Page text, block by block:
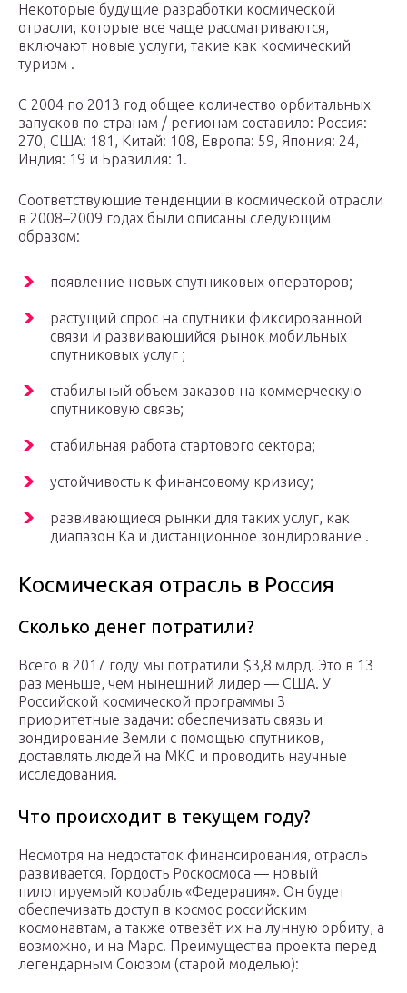
Некоторые будущие разработки космической
отрасли, которые все чаще рассматриваются,
включают новые услуги, такие как космический
туризм .
С 2004 по 2013 год общее количество орбитальных
запусков по странам / регионам составило: Россия:
270, США: 181, Китай: 108, Европа: 59, Япония: 24,
Индия: 19 и Бразилия: 1.
Соответствующие тенденции в космической отрасли
в 2008–2009 годах были описаны следующим
образом:
появление новых спутниковых операторов;
растущий спрос на спутники фиксированной
связи и развивающийся рынок мобильных
спутниковых услуг ;
стабильный объем заказов на коммерческую
спутниковую связь;
стабильная работа стартового сектора;
устойчивость к финансовому кризису;
развивающиеся рынки для таких услуг, как
диапазон Ka и дистанционное зондирование .
Космическая отрасль в Россия
Сколько денег потратили?
Всего в 2017 году мы потратили $3,8 млрд. Это в 13
раз меньше, чем нынешний лидер — США. У
Российской космической программы 3
приоритетные задачи: обеспечивать связь и
зондирование Земли с помощью спутников,
доставлять людей на МКС и проводить научные
исследования.
Что происходит в текущем году?
Несмотря на недостаток финансирования, отрасль
развивается. Гордость Роскосмоса — новый
пилотируемый корабль «Федерация». Он будет
обеспечивать доступ в космос российским
космонавтам, а также отвезёт их на лунную орбиту, а
возможно, и на Марс. Преимущества проекта перед
легендарным Союзом (старой моделью):